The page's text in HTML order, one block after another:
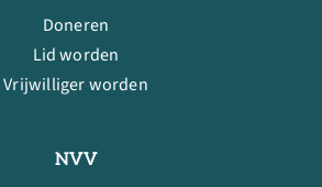
Doneren
Lid worden
Vrijwilliger worden
NVV